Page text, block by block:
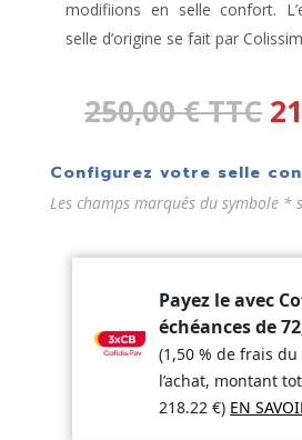
modifiions en selle confort.
selle d’origine se fait par
250,00€TTC
Configurez votre selle
Les champs marqués du symbole *
Payez le avec
échéances de
(1,50 % de frais
l’achat, montant
218.22€) EN